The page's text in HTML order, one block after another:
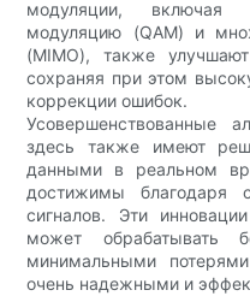
модуляции, включая
модуляцию (QAM) и
(MIMO), также
сохраняя при этом
коррекции ошибок.
Усовершенствованные
здесь также имеют
данными в реальном
достижимы благодаря
сигналов. Эти
может обрабатывать
минимальными
очень надежными и